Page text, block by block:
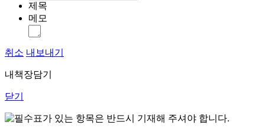
제목
메모
취소 내보내기
내책장담기
닫기
표가 있는 항목은 반드시 기재해 주셔야 합니다.